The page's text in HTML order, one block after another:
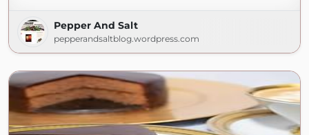
Pepper And Salt
pepperandsaltblog.wordpress.com